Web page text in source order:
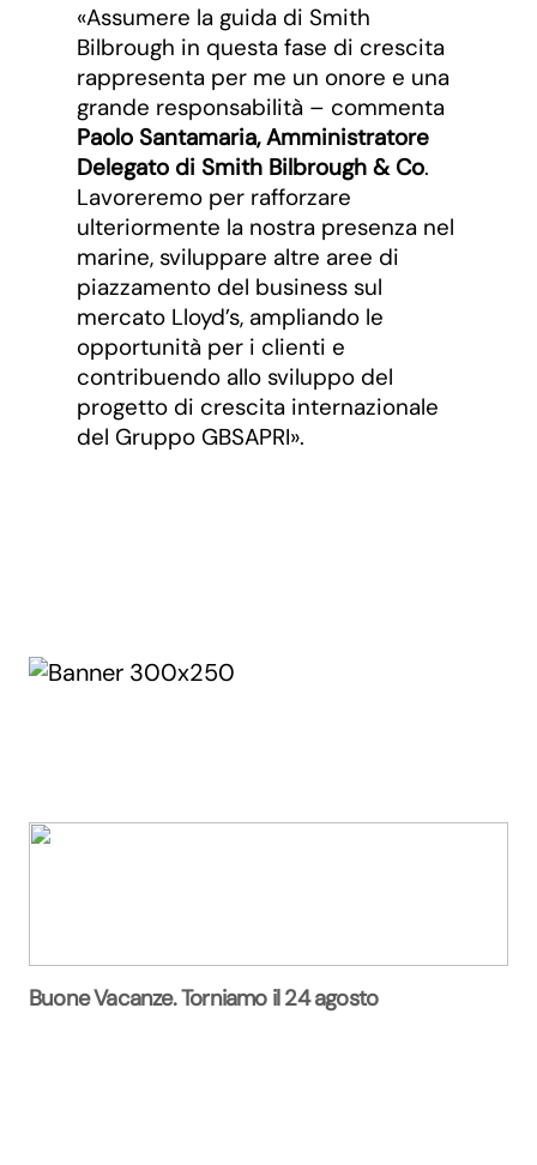
«Assumere la guida di Smith
Bilbrough in questa fase di crescita
rappresenta per me un onore e una
grande responsabilità – commenta
Paolo Santamaria, Amministratore
Delegato di Smith Bilbrough & Co.
Lavoreremo per rafforzare
ulteriormente la nostra presenza nel
marine, sviluppare altre aree di
piazzamento del business sul
mercato Lloyd’s, ampliando le
opportunità per i clienti e
contribuendo allo sviluppo del
progetto di crescita internazionale
del Gruppo GBSAPRI».
Buone Vacanze. Torniamo il 24 agosto